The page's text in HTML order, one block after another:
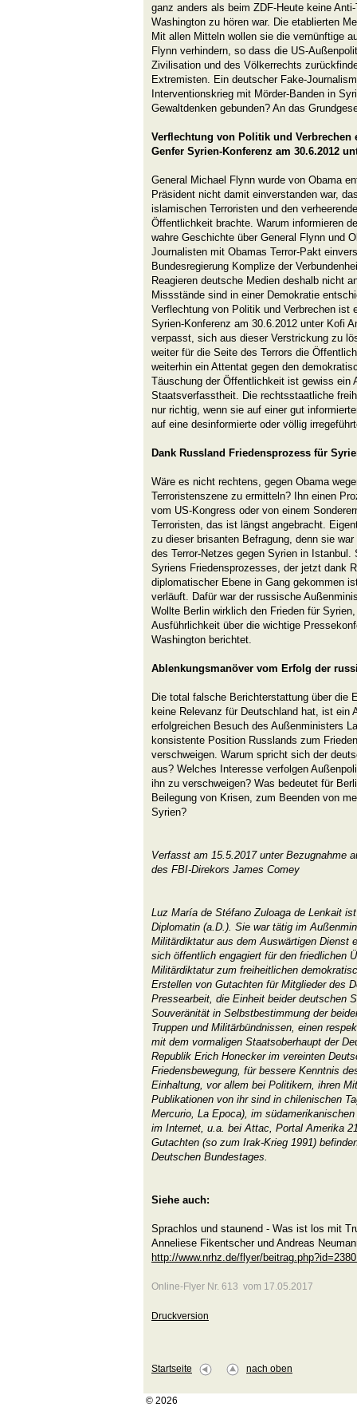
ganz anders als beim ZDF-Heute keine
Washington zu hören war. Die etablierten
Mit allen Mitteln wollen sie die vernünftige
Flynn verhindern, so dass die US-
Zivilisation und des Völkerrechts
Extremisten. Ein deutscher Fake-
Interventionskrieg mit Mörder-Banden in
Gewaltdenken gebunden? An das
Verflechtung von Politik und Verbrechen
Genfer Syrien-Konferenz am 30.6.2012
General Michael Flynn wurde von Obama
Präsident nicht damit einverstanden war,
islamischen Terroristen und den
Öffentlichkeit brachte. Warum informieren
wahre Geschichte über General Flynn und
Journalisten mit Obamas Terror-Pakt
Bundesregierung Komplize der
Reagieren deutsche Medien deshalb nicht
Missstände sind in einer Demokratie
Verflechtung von Politik und Verbrechen ist
Syrien-Konferenz am 30.6.2012 unter Kofi
verpasst, sich aus dieser Verstrickung zu
weiter für die Seite des Terrors die
weiterhin ein Attentat gegen den
Täuschung der Öffentlichkeit ist gewiss ein
Staatsverfasstheit. Die rechtsstaatliche
nur richtig, wenn sie auf einer gut
auf eine desinformierte oder völlig
Dank Russland Friedensprozess für
Wäre es nicht rechtens, gegen Obama
Terroristenszene zu ermitteln? Ihn einen
vom US-Kongress oder von einem
Terroristen, das ist längst angebracht.
zu dieser brisanten Befragung, denn sie
des Terror-Netzes gegen Syrien in
Syriens Friedensprozesses, der jetzt dank
diplomatischer Ebene in Gang gekommen
verläuft. Dafür war der russische
Wollte Berlin wirklich den Frieden für
Ausführlichkeit über die wichtige
Washington berichtet.
Ablenkungsmanöver vom Erfolg der
Die total falsche Berichterstattung über die
keine Relevanz für Deutschland hat, ist ein
erfolgreichen Besuch des Außenministers
konsistente Position Russlands zum
verschweigen. Warum spricht sich der
aus? Welches Interesse verfolgen
ihn zu verschweigen? Was bedeutet für
Beilegung von Krisen, zum Beenden von
Syrien?
Verfasst am 15.5.2017 unter Bezugnahme
des FBI-Direkors James Comey
Luz María de Stéfano Zuloaga de Lenkait
Diplomatin (a.D.). Sie war tätig im
Militärdiktatur aus dem Auswärtigen Dienst
sich öffentlich engagiert für den friedlichen
Militärdiktatur zum freiheitlichen
Erstellen von Gutachten für Mitglieder des
Pressearbeit, die Einheit beider deutschen
Souveränität in Selbstbestimmung der
Truppen und Militärbündnissen, einen
mit dem vormaligen Staatsoberhaupt der
Republik Erich Honecker im vereinten
Friedensbewegung, für bessere Kenntnis
Einhaltung, vor allem bei Politikern, ihren
Publikationen von ihr sind in chilenischen
Mercurio, La Epoca), im
im Internet, u.a. bei Attac, Portal Amerika
Gutachten (so zum Irak-Krieg 1991)
Deutschen Bundestages.
Siehe auch:
Sprachlos und staunend - Was ist los mit
Anneliese Fikentscher und Andreas
http://www.nrhz.de/flyer/
Online-Flyer Nr. 613 vom 17.05.2017
Druckversion
Startseite nach oben
© 2026